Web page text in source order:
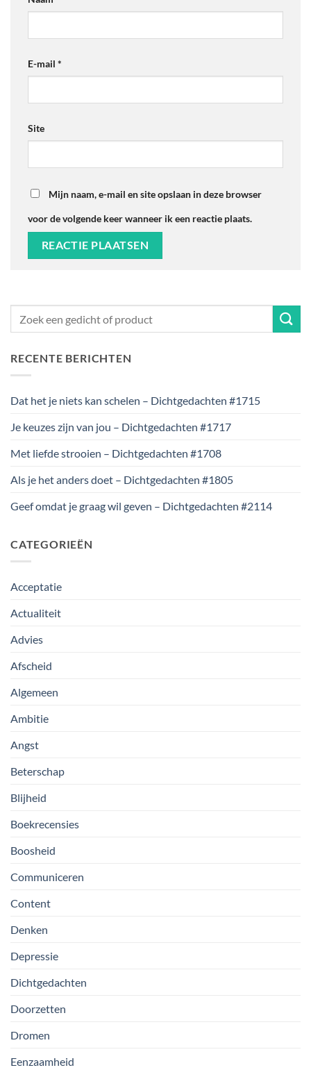
E-mail *
Site
Mijn naam, e-mail en site opslaan in deze browser
voor de volgende keer wanneer ik een reactie plaats.
RECENTE BERICHTEN
Dat het je niets kan schelen – Dichtgedachten #1715
Je keuzes zijn van jou – Dichtgedachten #1717
Met liefde strooien – Dichtgedachten #1708
Als je het anders doet – Dichtgedachten #1805
Geef omdat je graag wil geven – Dichtgedachten #2114
CATEGORIEËN
Acceptatie
Actualiteit
Advies
Afscheid
Algemeen
Ambitie
Angst
Beterschap
Blijheid
Boekrecensies
Boosheid
Communiceren
Content
Denken
Depressie
Dichtgedachten
Doorzetten
Dromen
Eenzaamheid